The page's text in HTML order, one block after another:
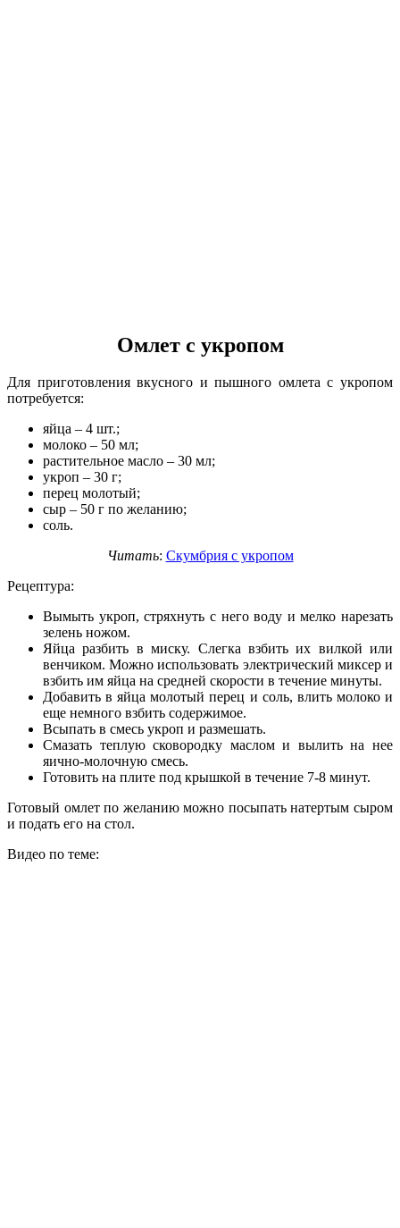
Омлет с укропом
Для приготовления вкусного и пышного омлета с укропом
потребуется:
яйца – 4 шт.;
молоко – 50 мл;
растительное масло – 30 мл;
укроп – 30 г;
перец молотый;
сыр – 50 г по желанию;
соль.
Читать: Скумбрия с укропом
Рецептура:
Вымыть укроп, стряхнуть с него воду и мелко нарезать
зелень ножом.
Яйца разбить в миску. Слегка взбить их вилкой или
венчиком. Можно использовать электрический миксер и
взбить им яйца на средней скорости в течение минуты.
Добавить в яйца молотый перец и соль, влить молоко и
еще немного взбить содержимое.
Всыпать в смесь укроп и размешать.
Смазать теплую сковородку маслом и вылить на нее
яично-молочную смесь.
Готовить на плите под крышкой в течение 7-8 минут.
Готовый омлет по желанию можно посыпать натертым сыром
и подать его на стол.
Видео по теме: